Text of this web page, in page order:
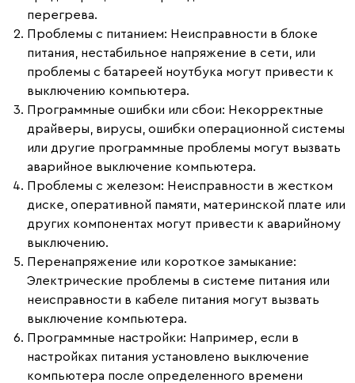
перегрева.
Проблемы с питанием: Неисправности в блоке
питания, нестабильное напряжение в сети, или
проблемы с батареей ноутбука могут привести к
выключению компьютера.
Программные ошибки или сбои: Некорректные
драйверы, вирусы, ошибки операционной системы
или другие программные проблемы могут вызвать
аварийное выключение компьютера.
Проблемы с железом: Неисправности в жестком
диске, оперативной памяти, материнской плате или
других компонентах могут привести к аварийному
выключению.
Перенапряжение или короткое замыкание:
Электрические проблемы в системе питания или
неисправности в кабеле питания могут вызвать
выключение компьютера.
Программные настройки: Например, если в
настройках питания установлено выключение
компьютера после определенного времени